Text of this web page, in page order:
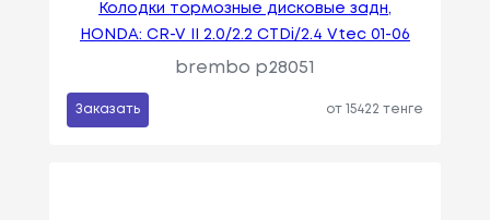
Колодки тормозные дисковые задн,
HONDA: CR-V II 2.0/2.2 CTDi/2.4 Vtec 01-06
brembo p28051
Заказать от 15422 тенге